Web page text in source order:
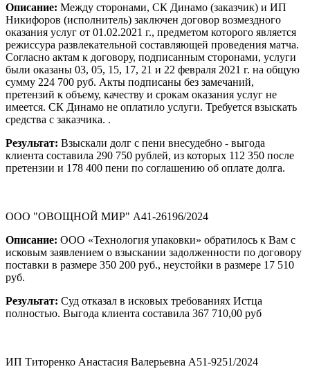
Описание: Между сторонами, СК Динамо (заказчик) и ИП
Никифоров (исполнитель) заключен договор возмездного
оказания услуг от 01.02.2021 г., предметом которого является
режиссура развлекательной составляющей проведения матча.
Согласно актам к договору, подписанным сторонами, услуги
были оказаны 03, 05, 15, 17, 21 и 22 февраля 2021 г. на общую
сумму 224 700 руб. Акты подписаны без замечаний,
претензий к объему, качеству и срокам оказания услуг не
имеется. СК Динамо не оплатило услуги. Требуется взыскать
средства с заказчика. .
Результат: Взыскали долг с пени внесудебно - выгода
клиента составила 290 750 рублей, из которых 112 350 после
претензии и 178 400 пени по соглашению об оплате долга.
ООО "ОВОЩНОЙ МИР" А41-26196/2024
Описание: ООО «Технология упаковки» обратилось к Вам с
исковым заявлением о взыскании задолженности по договору
поставки в размере 350 200 руб., неустойки в размере 17 510
руб.
Результат: Суд отказал в исковых требованиях Истца
полностью. Выгода клиента составила 367 710,00 руб
ИП Титоренко Анастасия Валерьевна А51-9251/2024